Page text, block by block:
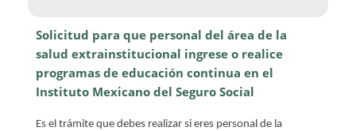
Solicitud para que personal del área de la
salud extrainstitucional ingrese o realice
programas de educación continua en el
Instituto Mexicano del Seguro Social
Es el trámite que debes realizar si eres personal de la